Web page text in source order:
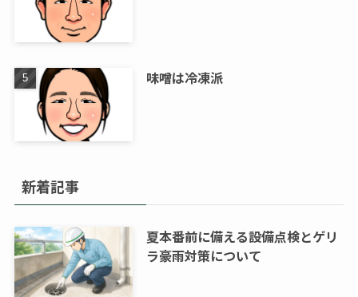
味噌は冷凍派
新着記事
夏本番前に備える設備点検とゲリ
ラ豪雨対策について